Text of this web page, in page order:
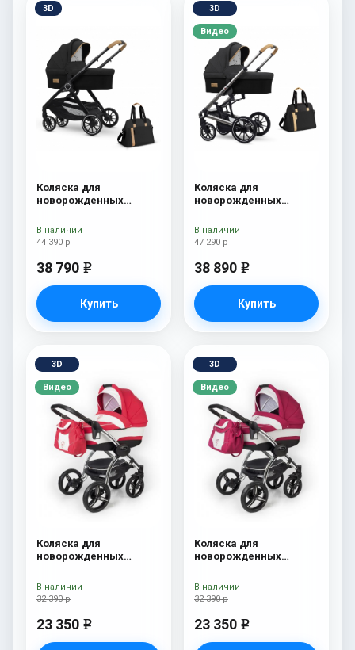
3D
Коляска для
новорожденных
сумка Onyx
44 390 р
38 790 e
Купить
В наличии
3D
Видео
Коляска для
новорожденных
Onyx
47 290 р
38 890 e
Купить
В наличии
3D
Видео
Коляска для
новорожденных
Chrome) Red Lux
32 390 р
23 350 e
В наличии
3D
Видео
Коляска для
новорожденных
Chrome) Borduex
32 390 р
23 350 e
В наличии